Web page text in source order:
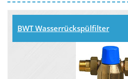
BWT Wasserrückspülfilter